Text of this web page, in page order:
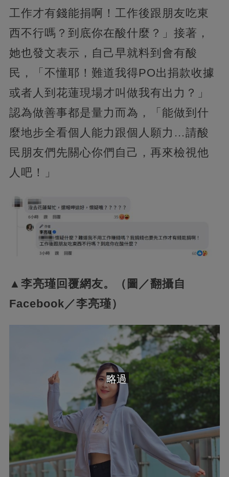
工作才有錢能捐啊！工作後跟朋友吃東
西不行嗎？到底你在酸什麼？」接著，
她也發文表示，自己早就料到會有酸
民，「不懂耶！難道我得PO出捐款收據
或者人到花蓮現場才叫做我有出力？」
認為做善事都是量力而為，「能做到什
麼地步全看個人能力跟個人願力…請酸
民朋友們先關心你們自己，再來檢視他
人吧！」
▲李亮瑾回覆網友。（圖／翻攝自
Facebook／李亮瑾）
略過